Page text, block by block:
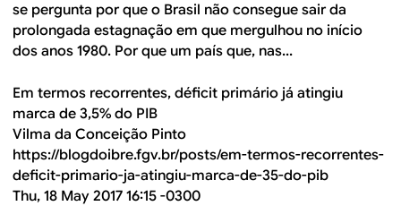
se pergunta por que o Brasil não consegue sair da
prolongada estagnação em que mergulhou no início
dos anos 1980. Por que um país que, nas...
Em termos recorrentes, déficit primário já atingiu
marca de 3,5% do PIB
Vilma da Conceição Pinto
https://blogdoibre.fgv.br/posts/em-termos-recorrentes-
deficit-primario-ja-atingiu-marca-de-35-do-pib
Thu, 18 May 2017 16:15 -0300